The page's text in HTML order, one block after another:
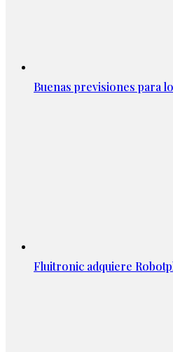
Buenas previsiones para
Fluitronic adquiere